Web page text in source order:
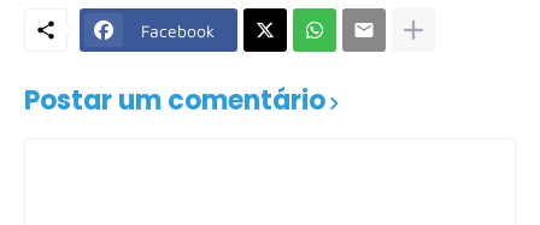
Facebook
Postar um comentário